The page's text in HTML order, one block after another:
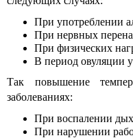
При употреблении
При нервных
При физических
В период овуляции
Так повышение
заболеваниях:
При воспалении
При нарушении